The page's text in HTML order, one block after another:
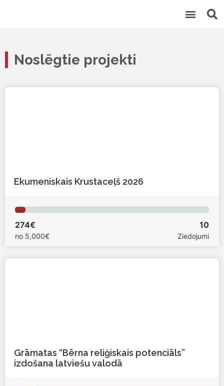
Noslēgtie projekti
Ekumeniskais Krustaceļš 2026
274€
no 5,000€
10
Ziedojumi
Grāmatas “Bērna reliģiskais potenciāls”
izdošana latviešu valodā